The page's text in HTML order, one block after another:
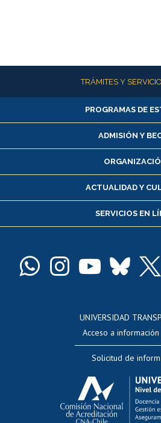
Más informaciónTRÁMITES Y
Alumnas/os y
Matrícula en
Inscripción y cambio de
Consulta y certificado
Servicio médico y
Pago de arancel y
Docentes
Evaluación
Calificación
Postulación al
Funcionarias/
PROGRAMAS DE
ADMISIÓN Y
ACTUALIDAD Y
SERVICIOS EN
UNIVERSIDAD
Acceso a
Solicitud de